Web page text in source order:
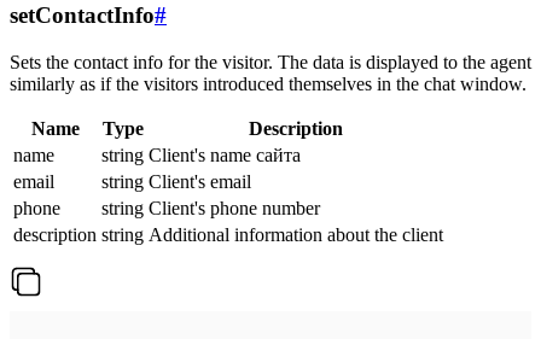
setContactInfo#
Sets the contact info for the visitor. The data is displayed to the agent
similarly as if the visitors introduced themselves in the chat window.
Name Type
Description
name
string Client's name сайта
email
string Client's email
phone
string Client's phone number
description string Additional information about the client